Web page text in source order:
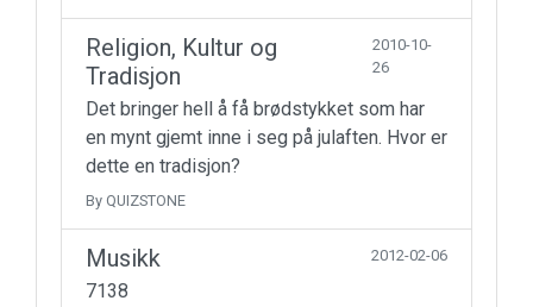
Religion, Kultur og
Tradisjon
2010-10-
26
Det bringer hell å få brødstykket som har
en mynt gjemt inne i seg på julaften. Hvor er
dette en tradisjon?
By QUIZSTONE
Musikk 2012-02-06
7138